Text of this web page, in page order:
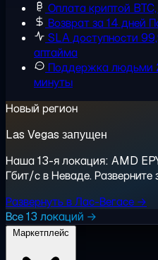
Оплата криптой
Возврат за 14 дней
SLA доступности
аптайма
Поддержка людьми
минуты
Новый регион
Las Vegas запущен
Наша 13-я локация: AMD
Гбит/с в Неваде. Разверните
Развернуть в Лас-Вегасе →
Все 13 локаций →